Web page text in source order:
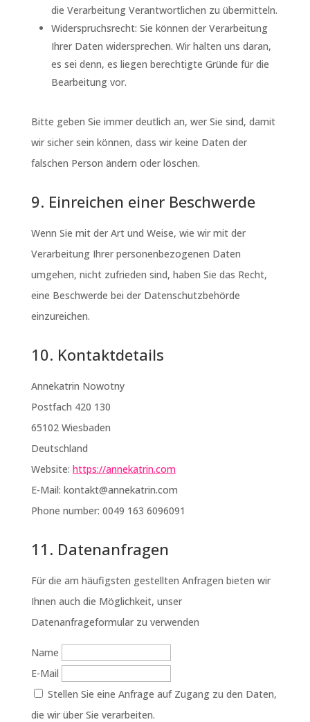
die Verarbeitung Verantwortlichen zu übermitteln.
Widerspruchsrecht: Sie können der Verarbeitung
Ihrer Daten widersprechen. Wir halten uns daran,
es sei denn, es liegen berechtigte Gründe für die
Bearbeitung vor.
Bitte geben Sie immer deutlich an, wer Sie sind, damit
wir sicher sein können, dass wir keine Daten der
falschen Person ändern oder löschen.
9. Einreichen einer Beschwerde
Wenn Sie mit der Art und Weise, wie wir mit der
Verarbeitung Ihrer personenbezogenen Daten
umgehen, nicht zufrieden sind, haben Sie das Recht,
eine Beschwerde bei der Datenschutzbehörde
einzureichen.
10. Kontaktdetails
Annekatrin Nowotny
Postfach 420 130
65102 Wiesbaden
Deutschland
Website: https://annekatrin.com
E-Mail: kontakt@annekatrin.com
Phone number: 0049 163 6096091
11. Datenanfragen
Für die am häufigsten gestellten Anfragen bieten wir
Ihnen auch die Möglichkeit, unser
Datenanfrageformular zu verwenden
Name
E-Mail
Stellen Sie eine Anfrage auf Zugang zu den Daten,
die wir über Sie verarbeiten.